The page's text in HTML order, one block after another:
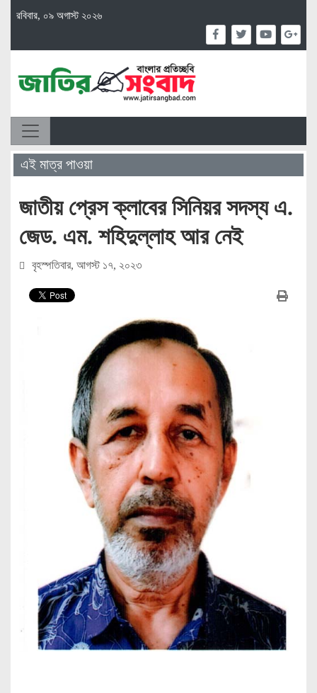
রবিবার, ০৯ অগাস্ট ২০২৬
এই মাত্র পাওয়া
জাতীয় প্রেস ক্লাবের সিনিয়র সদস্য এ.
জেড. এম. শহিদুল্লাহ আর নেই
বৃহস্পতিবার, আগস্ট ১৭, ২০২৩